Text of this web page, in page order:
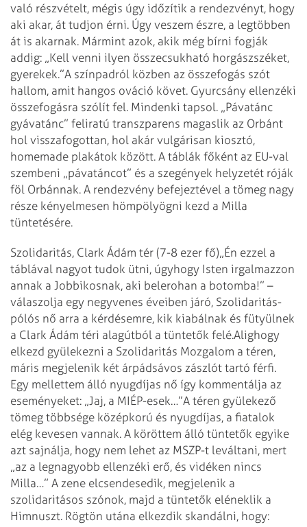
való részvételt, mégis úgy időzítik a rendezvényt, hogy
aki akar, át tudjon érni. Úgy veszem észre, a legtöbben
át is akarnak. Mármint azok, akik még bírni fogják
addig: „Kell venni ilyen összecsukható horgászszéket,
gyerekek.”A színpadról közben az összefogás szót
hallom, amit hangos ováció követ. Gyurcsány ellenzéki
összefogásra szólít fel. Mindenki tapsol. „Pávatánc
gyávatánc” feliratú transzparens magaslik az Orbánt
hol visszafogottan, hol akár vulgárisan kiosztó,
homemade plakátok között. A táblák főként az EU-val
szembeni „pávatáncot” és a szegények helyzetét róják
föl Orbánnak. A rendezvény befejeztével a tömeg nagy
része kényelmesen hömpölyögni kezd a Milla
tüntetésére.
Szolidaritás, Clark Ádám tér (7-8 ezer fő)„Én ezzel a
táblával nagyot tudok ütni, úgyhogy Isten irgalmazzon
annak a Jobbikosnak, aki belerohan a botomba!” –
válaszolja egy negyvenes éveiben járó, Szolidaritás-
pólós nő arra a kérdésemre, kik kiabálnak és fütyülnek
a Clark Ádám téri alagútból a tüntetők felé.Alighogy
elkezd gyülekezni a Szolidaritás Mozgalom a téren,
máris megjelenik két árpád­sávos zászlót tartó férfi.
Egy mellettem álló nyugdíjas nő így kommentálja az
eseményeket: „Jaj, a MIÉP-esek…”A téren gyülekező
tömeg többsége középkorú és nyugdíjas, a fiatalok
elég kevesen vannak. A köröttem álló tüntetők egyike
azt sajnálja, hogy nem lehet az MSZP-t leváltani, mert
„az a legnagyobb ellenzéki erő, és vidéken nincs
Milla…” A zene elcsendesedik, megjelenik a
szolidaritásos szónok, majd a tüntetők eléneklik a
Himnuszt. Rögtön utána elkezdik skandálni, hogy: